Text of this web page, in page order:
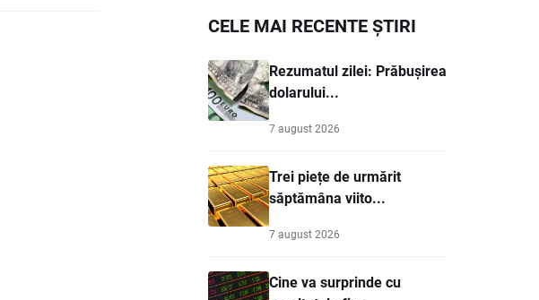
CELE MAI RECENTE ȘTIRI
Rezumatul zilei: Prăbușirea
dolarului...
7 august 2026
Trei piețe de urmărit
săptămâna viito...
7 august 2026
Cine va surprinde cu